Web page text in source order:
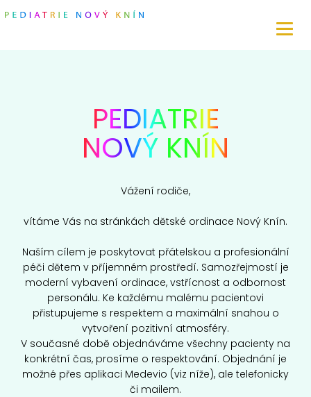
PEDIATRIE
NOVÝ KNÍN
Vážení rodiče,
vítáme Vás na stránkách dětské ordinace Nový Knín.
Naším cílem je poskytovat přátelskou a profesionální
péči dětem v příjemném prostředí. Samozřejmostí je
moderní vybavení ordinace, vstřícnost a odbornost
personálu. Ke každému malému pacientovi
přistupujeme s respektem a maximální snahou o
vytvoření pozitivní atmosféry.
V současné době objednáváme všechny pacienty na
konkrétní čas, prosíme o respektování. Objednání je
možné přes aplikaci Medevio (viz níže), ale telefonicky
či mailem.